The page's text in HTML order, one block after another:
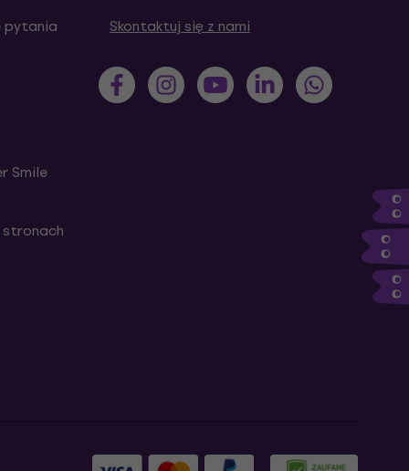
pytania
Smile
stronach
Skontaktuj się z nami